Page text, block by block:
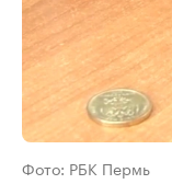
Фото: РБК Пермь